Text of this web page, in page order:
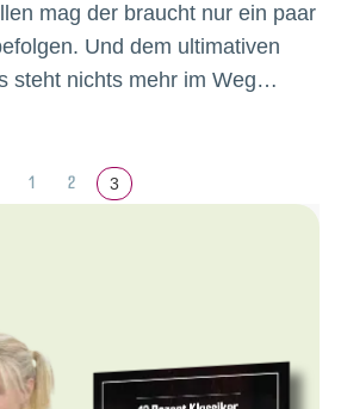
mag der braucht nur ein paar
Und dem ultimativen
steht nichts mehr im Weg…
1 2 3